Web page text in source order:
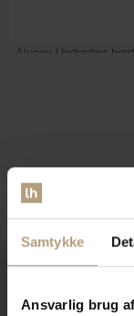
Samtykke
Ansvarlig brug
Aluney, Underdørs